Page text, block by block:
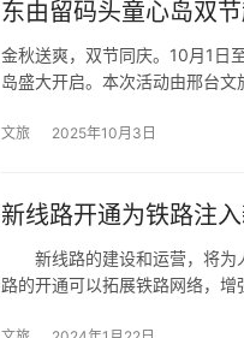
东由留码头童心岛双
金秋送爽，双节同庆。10月1日
岛盛大开启。本次活动由邢台
文旅 2025年10月3日
新线路开通为铁路注
新线路的建设和运营，将为
路的开通可以拓展铁路网络，